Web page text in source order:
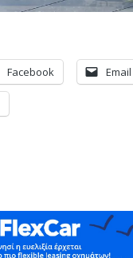
Facebook Email